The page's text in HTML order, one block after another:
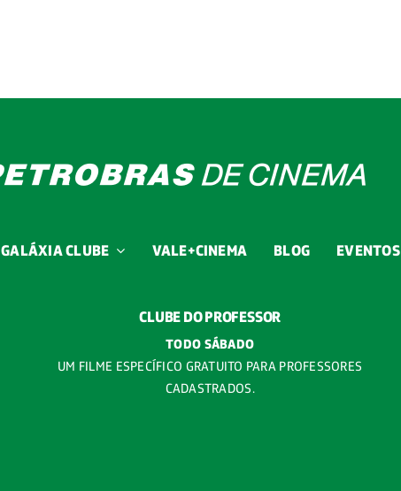
GALÁXIA CLUBE VALE+CINEMA BLOG EVENTOS
CLUBE DO PROFESSOR
TODO SÁBADO
UM FILME ESPECÍFICO GRATUITO PARA PROFESSORES
CADASTRADOS.